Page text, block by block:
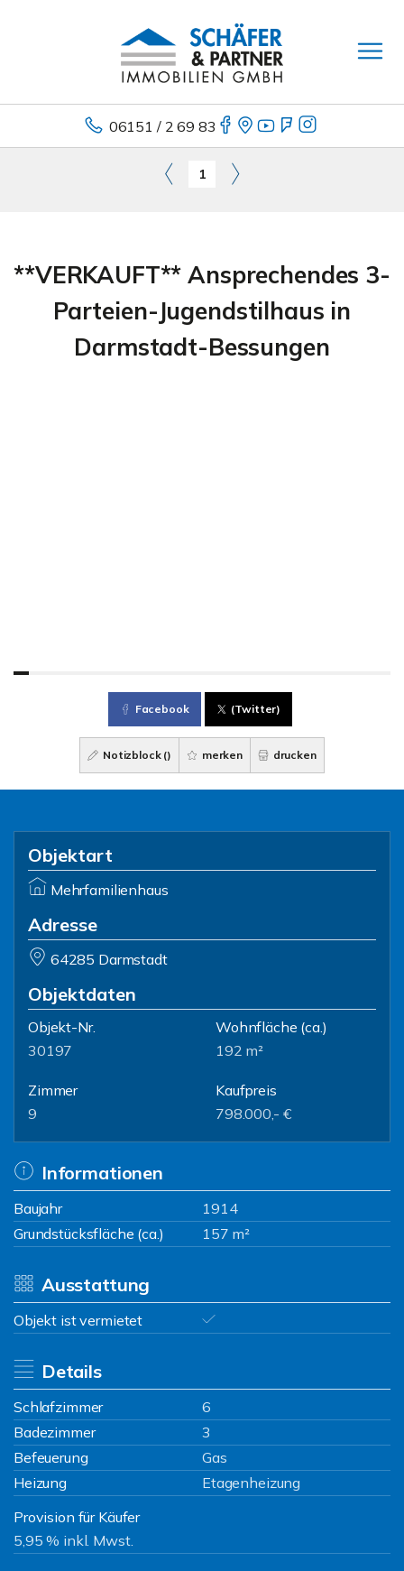
06151 / 2 69 83
1
**VERKAUFT** Ansprechendes 3-
Parteien-Jugendstilhaus in
Darmstadt-Bessungen
Facebook (Twitter)
Notizblock () merken drucken
Objektart
Mehrfamilienhaus
Adresse
64285 Darmstadt
Objektdaten
Objekt-Nr.
30197
Wohnfläche (ca.)
192 m²
Zimmer
9
Kaufpreis
798.000,- €
Informationen
Baujahr
1914
Grundstücksfläche (ca.)
157 m²
Ausstattung
Objekt ist vermietet
Details
Schlafzimmer
6
Badezimmer
3
Befeuerung
Gas
Heizung
Etagenheizung
Provision für Käufer
5,95 % inkl. Mwst.